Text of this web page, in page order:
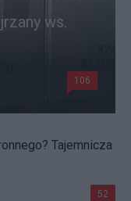
ws.
106
Tajemnicza
52